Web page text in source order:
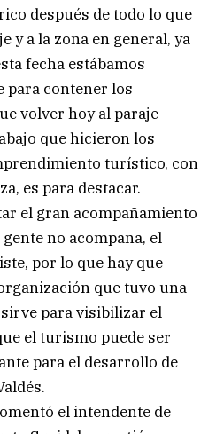
después de todo lo que
y a la zona en general, ya
fecha estábamos
para contener los
volver hoy al paraje
que hicieron los
turístico, con
es para destacar.
el gran acompañamiento
no acompaña, el
por lo que hay que
que tuvo una
para visibilizar el
el turismo puede ser
para el desarrollo de
el intendente de